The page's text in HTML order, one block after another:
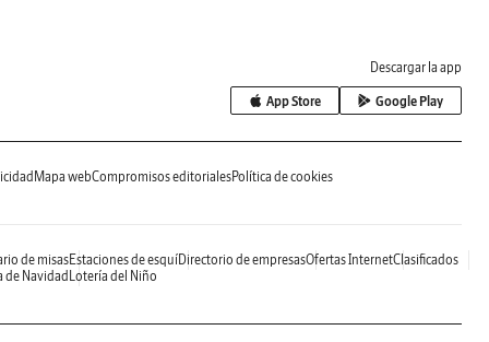
Descargar la app
App Store Google Play
Mapa webCompromisos editorialesPolítica de cookies
de misasEstaciones de esquíDirectorio de empresasOfertas InternetClasificados
de Navidad Lotería del Niño